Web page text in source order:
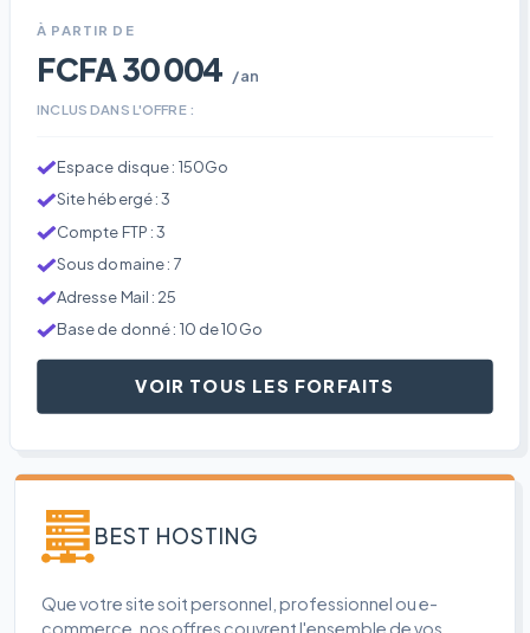
À PARTIR DE
FCFA 30 004 /an
INCLUS DANS L'OFFRE :
Espace disque : 150Go
Site hébergé : 3
Compte FTP : 3
Sous domaine : 7
Adresse Mail : 25
Base de donné : 10 de 10Go
VOIR TOUS LES FORFAITS
BEST HOSTING
Que votre site soit personnel, professionnel ou e-
commerce, nos offres couvrent l'ensemble de vos